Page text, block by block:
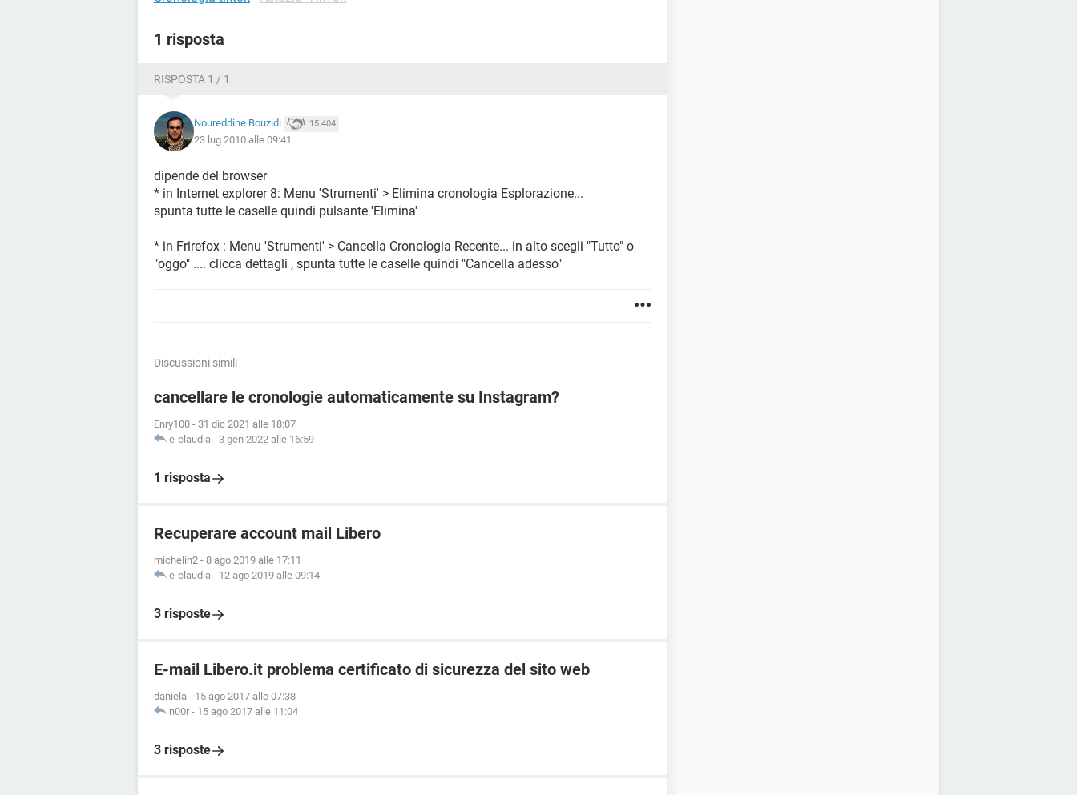
1 risposta
RISPOSTA 1 / 1
Noureddine Bouzidi 15.404
23 lug 2010 alle 09:41
dipende del browser
* in Internet explorer 8: Menu 'Strumenti' > Elimina cronologia Esplorazione...
spunta tutte le caselle quindi pulsante 'Elimina'
* in Frirefox : Menu 'Strumenti' > Cancella Cronologia Recente... in alto scegli "Tutto" o
"oggo" .... clicca dettagli , spunta tutte le caselle quindi "Cancella adesso"
Discussioni simili
cancellare le cronologie automaticamente su Instagram?
Enry100 - 31 dic 2021 alle 18:07
e-claudia - 3 gen 2022 alle 16:59
1 risposta
Recuperare account mail Libero
michelin2 - 8 ago 2019 alle 17:11
e-claudia - 12 ago 2019 alle 09:14
3 risposte
E-mail Libero.it problema certificato di sicurezza del sito web
daniela - 15 ago 2017 alle 07:38
n00r - 15 ago 2017 alle 11:04
3 risposte